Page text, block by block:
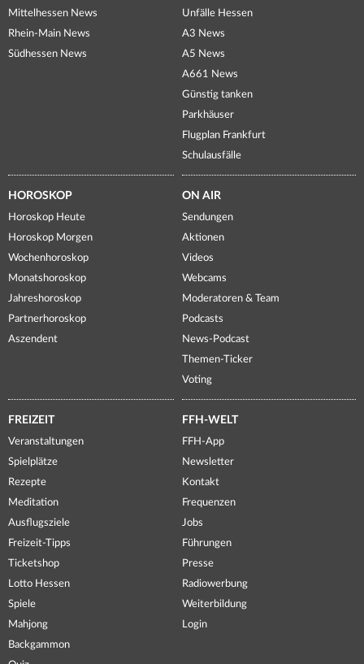
Mittelhessen News
Rhein-Main News
Südhessen News
Unfälle Hessen
A3 News
A5 News
A661 News
Günstig tanken
Parkhäuser
Flugplan Frankfurt
Schulausfälle
HOROSKOP
Horoskop Heute
Horoskop Morgen
Wochenhoroskop
Monatshoroskop
Jahreshoroskop
Partnerhoroskop
Aszendent
ON AIR
Sendungen
Aktionen
Videos
Webcams
Moderatoren & Team
Podcasts
News-Podcast
Themen-Ticker
Voting
FREIZEIT
Veranstaltungen
Spielplätze
Rezepte
Meditation
Ausflugsziele
Freizeit-Tipps
Ticketshop
Lotto Hessen
Spiele
Mahjong
Backgammon
FFH-WELT
FFH-App
Newsletter
Kontakt
Frequenzen
Jobs
Führungen
Presse
Radiowerbung
Weiterbildung
Login